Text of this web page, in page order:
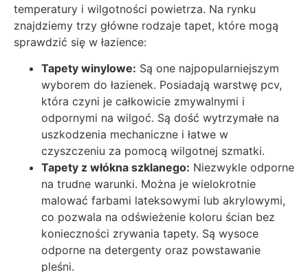
temperatury i wilgotności powietrza. Na rynku
znajdziemy trzy główne rodzaje tapet, które mogą
sprawdzić się w łazience:
Tapety winylowe: Są one najpopularniejszym
wyborem do łazienek. Posiadają warstwę pcv,
która czyni je całkowicie zmywalnymi i
odpornymi na wilgoć. Są dość wytrzymałe na
uszkodzenia mechaniczne i łatwe w
czyszczeniu za pomocą wilgotnej szmatki.
Tapety z włókna szklanego: Niezwykle odporne
na trudne warunki. Można je wielokrotnie
malować farbami lateksowymi lub akrylowymi,
co pozwala na odświeżenie koloru ścian bez
konieczności zrywania tapety. Są wysoce
odporne na detergenty oraz powstawanie
pleśni.